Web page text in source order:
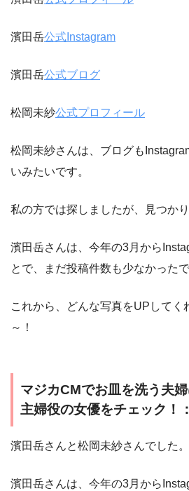
濱田岳公式Instagram
濱田岳公式ブログ
松岡未紗公式プロフィール
松岡未紗さんは、ブログも
いみたいです。
私の方では探しましたが、見つか
濱田岳さんは、今年の3月から
とで、まだ投稿件数も少なかったで
これから、どんな写真をUPしてく
～！
マジカCMでお皿を洗う夫
主婦役の女優をチェック！
濱田岳さんと松岡未紗さんでした。
濱田岳さんは、今年の3月から